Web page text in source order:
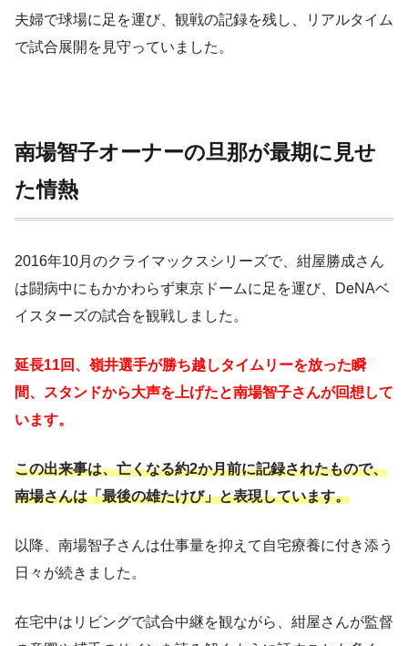
夫婦で球場に足を運び、観戦の記録を残し、リアルタイム
で試合展開を見守っていました。
南場智子オーナーの旦那が最期に見せ
た情熱
2016年10月のクライマックスシリーズで、紺屋勝成さん
は闘病中にもかかわらず東京ドームに足を運び、DeNAベ
イスターズの試合を観戦しました。
延長11回、嶺井選手が勝ち越しタイムリーを放った瞬
間、スタンドから大声を上げたと南場智子さんが回想して
います。
この出来事は、亡くなる約2か月前に記録されたもので、
南場さんは「最後の雄たけび」と表現しています。
以降、南場智子さんは仕事量を抑えて自宅療養に付き添う
日々が続きました。
在宅中はリビングで試合中継を観ながら、紺屋さんが監督